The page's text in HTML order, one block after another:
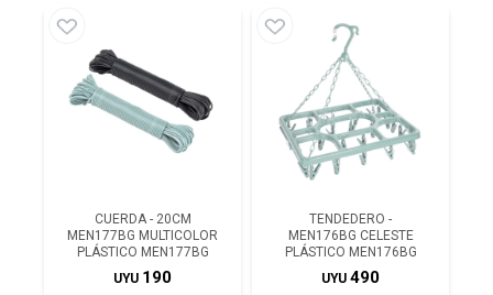
CUERDA - 20CM
MEN177BG MULTICOLOR
PLÁSTICO MEN177BG
UYU 190
TENDEDERO -
MEN176BG CELESTE
PLÁSTICO MEN176BG
UYU 490